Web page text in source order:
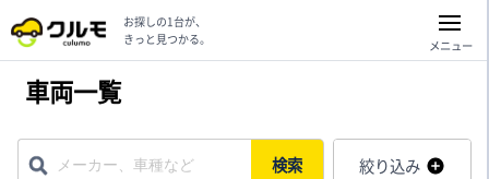
お探しの1台が、
きっと見つかる。
メニュー
車両一覧
検索 絞り込み